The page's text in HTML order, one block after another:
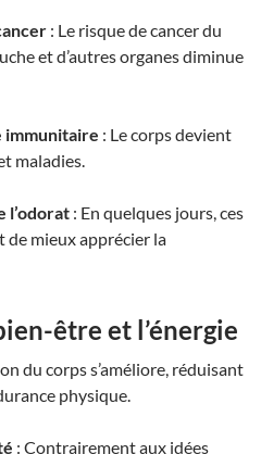
: Le risque de cancer du
et d’autres organes diminue
immunitaire : Le corps devient
maladies.
l’odorat : En quelques jours, ces
de mieux apprécier la
être et l’énergie
du corps s’améliore, réduisant
physique.
: Contrairement aux idées